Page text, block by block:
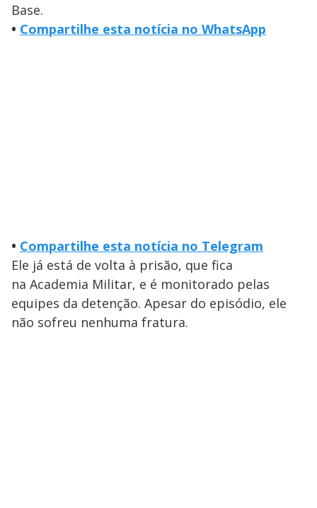
Base.
• Compartilhe esta notícia no WhatsApp
• Compartilhe esta notícia no Telegram
Ele já está de volta à prisão, que fica
na Academia Militar, e é monitorado pelas
equipes da detenção. Apesar do episódio, ele
não sofreu nenhuma fratura.